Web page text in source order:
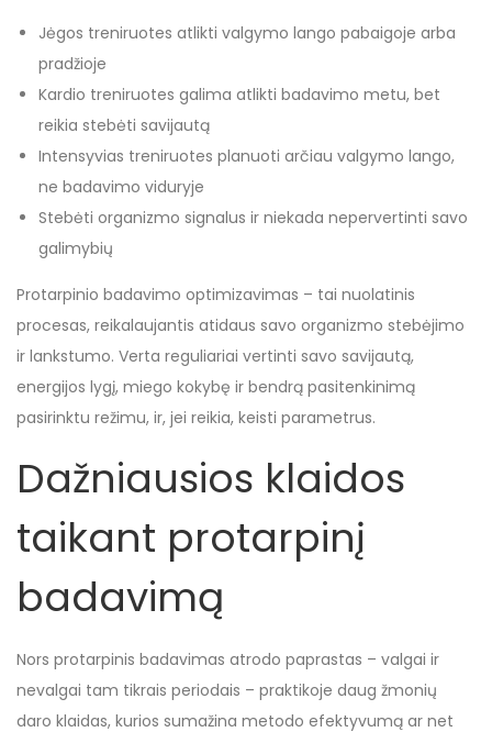
Jėgos treniruotes atlikti valgymo lango pabaigoje arba
pradžioje
Kardio treniruotes galima atlikti badavimo metu, bet
reikia stebėti savijautą
Intensyvias treniruotes planuoti arčiau valgymo lango,
ne badavimo viduryje
Stebėti organizmo signalus ir niekada nepervertinti savo
galimybių
Protarpinio badavimo optimizavimas – tai nuolatinis
procesas, reikalaujantis atidaus savo organizmo stebėjimo
ir lankstumo. Verta reguliariai vertinti savo savijautą,
energijos lygį, miego kokybę ir bendrą pasitenkinimą
pasirinktu režimu, ir, jei reikia, keisti parametrus.
Dažniausios klaidos
taikant protarpinį
badavimą
Nors protarpinis badavimas atrodo paprastas – valgai ir
nevalgai tam tikrais periodais – praktikoje daug žmonių
daro klaidas, kurios sumažina metodo efektyvumą ar net